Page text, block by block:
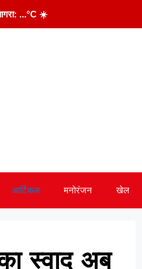
...°C ☀️
आर्टिकल मनोरंजन खेल
स्वाद अब